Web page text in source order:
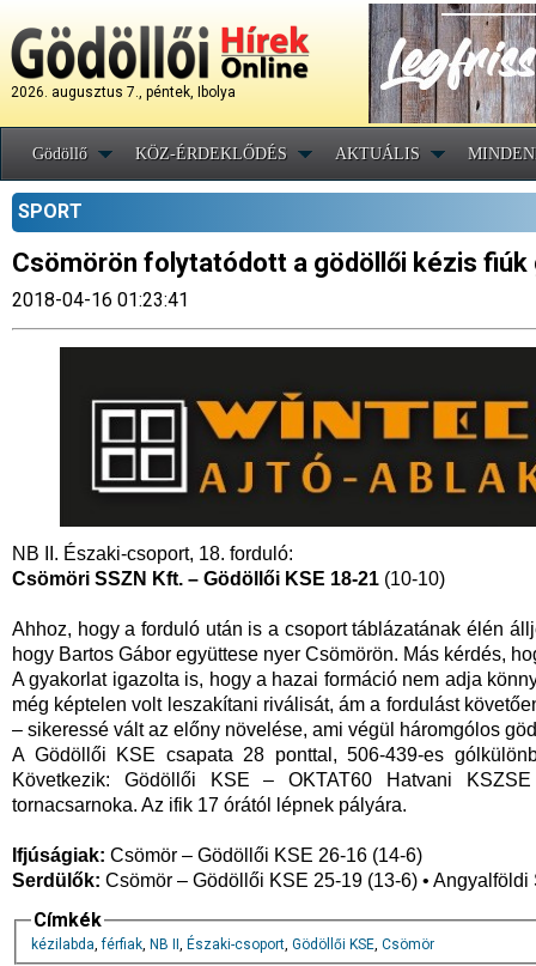
2026. augusztus 7., péntek, Ibolya
Gödöllő KÖZ-ÉRDEKLŐDÉS AKTUÁLIS
SPORT
Csömörön folytatódott a gödöllői kézis fiúk
2018-04-16 01:23:41
NB II. Északi-csoport, 18. forduló:
Csömöri SSZN Kft. – Gödöllői KSE 18-21 (10-10)
Ahhoz, hogy a forduló után is a csoport táblázatának élén
hogy Bartos Gábor együttese nyer Csömörön. Más kérdés,
A gyakorlat igazolta is, hogy a hazai formáció nem adja
még képtelen volt leszakítani riválisát, ám a fordulást
– sikeressé vált az előny növelése, ami végül háromgólos
A Gödöllői KSE csapata 28 ponttal, 506-439-es
Következik: Gödöllői KSE – OKTAT60 Hatvani
tornacsarnoka. Az ifik 17 órától lépnek pályára.
Ifjúságiak: Csömör – Gödöllői KSE 26-16 (14-6)
Serdülők: Csömör – Gödöllői KSE 25-19 (13-6) •
Címkék
kézilabda,férfiak, NB II , Északi-csoport, Gödöllői KSE, Csömör